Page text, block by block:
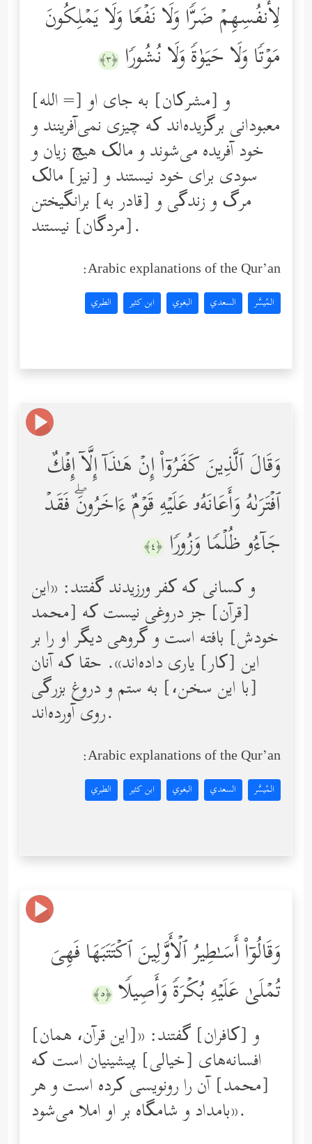
لِأَنفُسِهِمۡ ضَرࣰّا وَلَا نَفۡعࣰا وَلَا یَمۡلِكُونَ
مَوۡتࣰا وَلَا حَیَوٰةࣰ وَلَا نُشُورࣰا ﴿٣﴾
و [مشرکان] به جای او [= الله]
معبودانی برگزیده‌اند که چیزی نمی‌آفرینند و
خود‌ آفریده می‌شوند و مالک هیچ زیان و
سودی برای خود نیستند و [نیز] مالک
مرگ و زندگی و [قادر به] برانگیختن
[مردگان] نیستند.
Arabic explanations of the Qur’an:
المُيسَّر السعدي البغوي ابن كثير الطبري
وَقَالَ ٱلَّذِینَ كَفَرُوۤاْ إِنۡ هَـٰذَاۤ إِلَّاۤ إِفۡكٌ
ٱفۡتَرَىٰهُ وَأَعَانَهُۥ عَلَیۡهِ قَوۡمٌ ءَاخَرُونَۖ فَقَدۡ
جَاۤءُو ظُلۡمࣰا وَزُورࣰا ﴿٤﴾
و کسانی که کفر ورزیدند گفتند: «این
[قرآن] جز دروغی نیست که [محمد
خودش] بافته است و گروهی دیگر او را بر
این [کار] یاری داده‌اند». حقا که آنان
[با این سخن‌،] به ستم و دروغ بزرگی
روی آورده‌اند.
Arabic explanations of the Qur’an:
المُيسَّر السعدي البغوي ابن كثير الطبري
وَقَالُوۤاْ أَسَـٰطِیرُ ٱلۡأَوَّلِینَ ٱكۡتَتَبَهَا فَهِیَ
تُمۡلَىٰ عَلَیۡهِ بُكۡرَةࣰ وَأَصِیلࣰا ﴿٥﴾
و [کافران] گفتند: «[این قرآن، همان]
افسانه‌های [خیالی] پیشینیان است که
[محمد] آن را رو‌نویسی کرده است و هر
بامداد و شامگاه بر او املا می‌شود».